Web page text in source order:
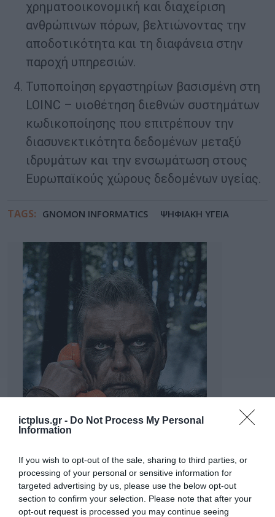
ictplus.gr - Do Not Process My Personal
Information
If you wish to opt-out of the sale, sharing to third parties, or
processing of your personal or sensitive information for
targeted advertising by us, please use the below opt-out
section to confirm your selection. Please note that after your
opt-out request is processed you may continue seeing
χρηματοοικονομική και διαχείριση
ανθρώπινων πόρων, βελτιώνοντας την
αποδοτικότητα και τη διαφάνεια στην
παροχή υπηρεσιών.
Τυποποίηση εργαστηρίων βασισμένη στη
LOINC – υιοθέτηση διεθνών συστημάτων
κωδικοποίησης που επιτρέπουν την
διασυνεκτικότητα δεδομένων μεταξύ
ιδρυμάτων και την ενσωμάτωση στους
Ευρωπαϊκούς χώρους δεδομένων υγείας.
TAGS: GNOMON INFORMATICS ΨΗΦΙΑΚΗ ΥΓΕΙΑ